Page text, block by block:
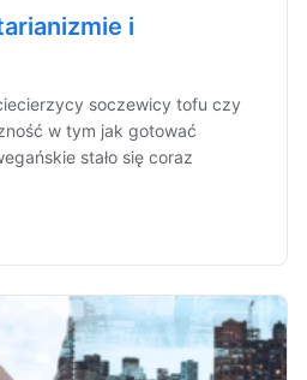
i
soczewicy tofu czy
w tym jak gotować
stało się coraz